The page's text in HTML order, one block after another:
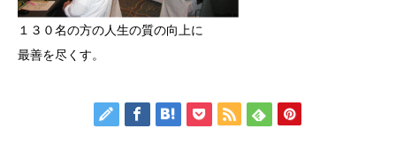
１３０名の方の人生の質の向上に
最善を尽くす。